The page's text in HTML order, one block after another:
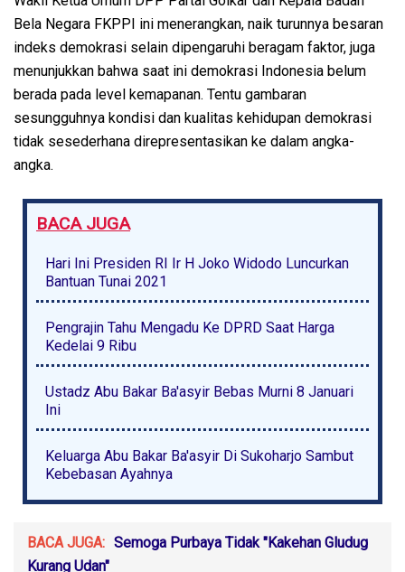
Bela Negara FKPPI ini menerangkan, naik turunnya besaran
indeks demokrasi selain dipengaruhi beragam faktor, juga
menunjukkan bahwa saat ini demokrasi Indonesia belum
berada pada level kemapanan. Tentu gambaran
sesungguhnya kondisi dan kualitas kehidupan demokrasi
tidak sesederhana direpresentasikan ke dalam angka-
angka.
BACA JUGA
Hari Ini Presiden RI Ir H Joko Widodo Luncurkan
Bantuan Tunai 2021
Pengrajin Tahu Mengadu Ke DPRD Saat Harga
Kedelai 9 Ribu
Ustadz Abu Bakar Ba'asyir Bebas Murni 8 Januari
Ini
Keluarga Abu Bakar Ba'asyir Di Sukoharjo Sambut
Kebebasan Ayahnya
BACA JUGA: Semoga Purbaya Tidak "Kakehan Gludug
Kurang Udan"